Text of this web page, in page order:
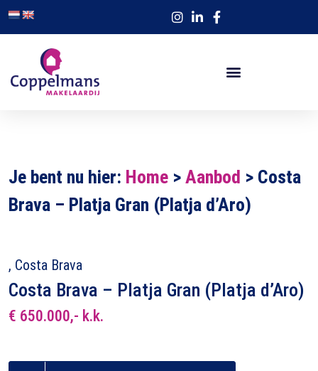
Je bent nu hier: Home > Aanbod > Costa
Brava – Platja Gran (Platja d’Aro)
, Costa Brava
Costa Brava – Platja Gran (Platja d’Aro)
€ 650.000,- k.k.